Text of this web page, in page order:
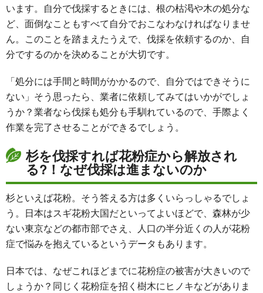
います。自分で伐採するときには、根の枯渇や木の処分な
ど、面倒なこともすべて自分でおこなわなければなりませ
ん。このことを踏まえたうえで、伐採を依頼するのか、自
分でするのかを決めることが大切です。
「処分には手間と時間がかかるので、自分ではできそうに
ない」そう思ったら、業者に依頼してみてはいかがでしょ
うか？業者なら伐採も処分も手馴れているので、手際よく
作業を完了させることができるでしょう。
杉を伐採すれば花粉症から解放され
る?！なぜ伐採は進まないのか
杉といえば花粉。そう答える方は多くいらっしゃるでしょ
う。日本はスギ花粉大国だといってよいほどで、森林が少
ない東京などの都市部でさえ、人口の半分近くの人が花粉
症で悩みを抱えているというデータもあります。
日本では、なぜこれほどまでに花粉症の被害が大きいので
しょうか？同じく花粉症を招く樹木にヒノキなどがありま